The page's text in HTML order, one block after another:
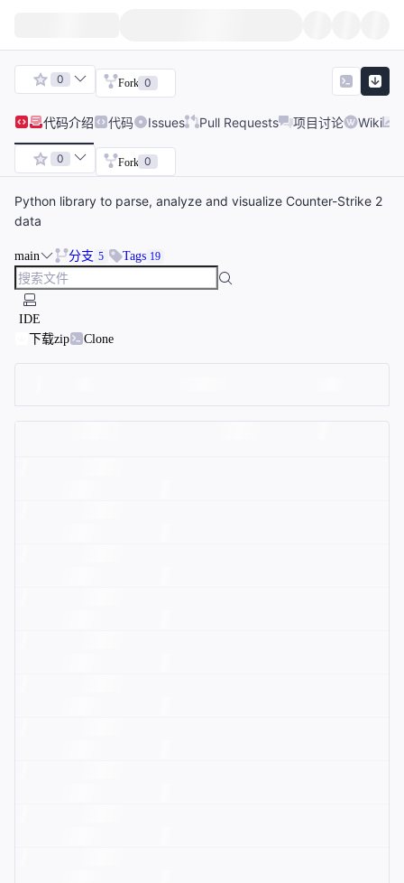
0 Fork 0
代码介绍 代码 Issues Pull Requests 项目讨论 Wiki
0 Fork 0
Python library to parse, analyze and visualize Counter-Strike 2
data
main 分支 5 Tags 19
IDE
下载zip
Clone